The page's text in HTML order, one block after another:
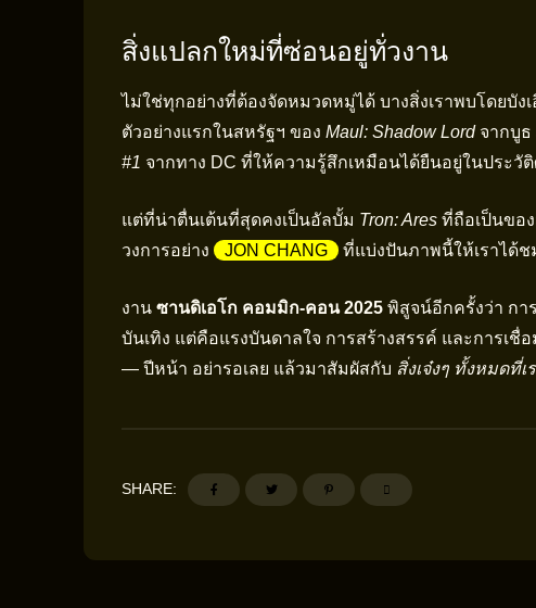
สิ่งแปลกใหม่ที่ซ่อนอยู่ทั่วงาน
ไม่ใช่ทุกอย่างที่ต้องจัดหมวดหมู่ได้ บางสิ่งเราพบโดยบั
ตัวอย่างแรกในสหรัฐฯ ของ Maul: Shadow Lordจากบูธ
#1 จากทาง DC ที่ให้ความรู้สึกเหมือนได้ยืนอยู่ในประวั
แต่ที่น่าตื่นเต้นที่สุดคงเป็นอัลบั้ม Tron: Ares ที่ถือเป็นขอ
วงการอย่าง
JON CHANG ที่แบ่งปันภาพนี้ให้เราได้
งาน ซานดิเอโก คอมมิก-คอน 2025 พิสูจน์อีกครั้งว่า กา
บันเทิง แต่คือแรงบันดาลใจ การสร้างสรรค์ และการเ
— ปีหน้า อย่ารอเลย แล้วมาสัมผัสกับ สิ่งเจ๋งๆ ทั้งหมดที่
SHARE: